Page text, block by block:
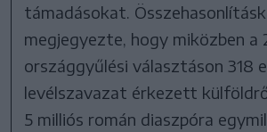
támadásokat.
megjegyezte, hogy miközben a
országgyűlési választáson 318
levélszavazat érkezett
5 milliós román diaszpóra